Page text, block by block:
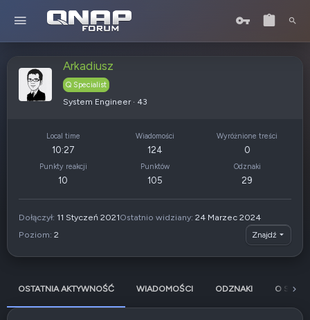
Arkadiusz
Q Specialist
System Engineer · 43
Local time
10:27
Wiadomości
124
Wyróżnione treści
0
Punkty reakcji
10
Punktów
105
Odznaki
29
Dołączył 11 Styczeń 2021Ostatnio widziany 24 Marzec 2024
Poziom 2 Znajdź
OSTATNIA AKTYWNOŚĆ WIADOMOŚCI ODZNAKI O SOBIE